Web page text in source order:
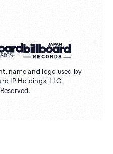
name and logo used by
IP Holdings, LLC.